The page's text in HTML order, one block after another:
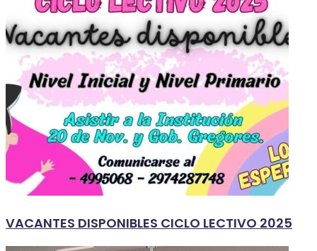
VACANTES DISPONIBLES CICLO LECTIVO 2025